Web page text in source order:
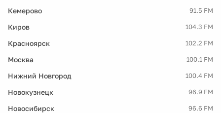
Кемерово 91.5 FM
Киров 104.3 FM
Красноярск 102.2 FM
Москва 100.1 FM
Нижний Новгород 100.4 FM
Новокузнецк 96.9 FM
Новосибирск 96.6 FM